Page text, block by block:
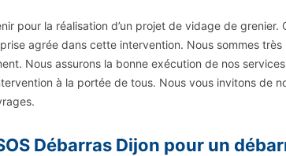
pour la réalisation d’un projet de vidage de grenier.
agrée dans cette intervention. Nous sommes très
Nous assurons la bonne exécution de nos services
à la portée de tous. Nous vous invitons de
Débarras Dijon pour un